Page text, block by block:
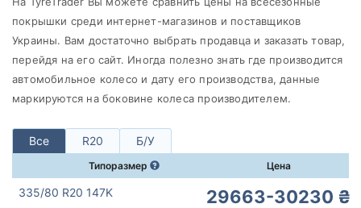
покрышки среди интернет-магазинов и поставщиков
Украины. Вам достаточно выбрать продавца и заказать товар,
перейдя на его сайт. Иногда полезно знать где производится
автомобильное колесо и дату его производства, данные
маркируются на боковине колеса производителем.
Все R20 Б/У
Типоразмер Цена
335/80 R20 147K 29663-30230 ₴
Continental
Все бренды
Тип транспортного средства
Усиленная шина
Подобрать